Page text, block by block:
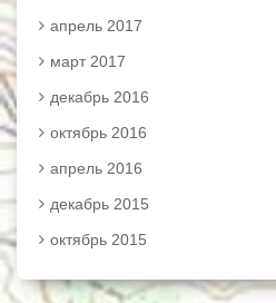
апрель 2017
март 2017
декабрь 2016
октябрь 2016
апрель 2016
декабрь 2015
октябрь 2015